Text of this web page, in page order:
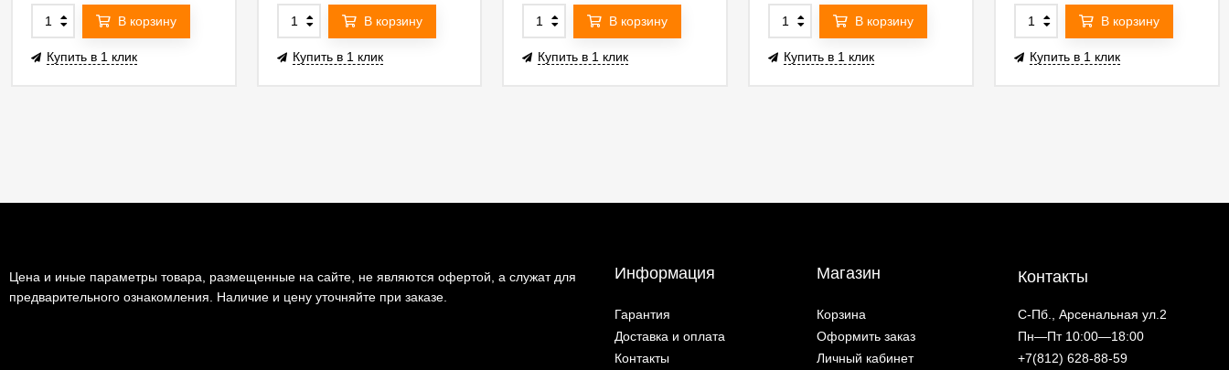
В корзину
Купить в 1 клик
В корзину
Купить в 1 клик
В корзину
Купить в 1 клик
В корзину
Купить в 1 клик
В корзину
Купить в 1 клик
Цена и иные параметры товара, размещенные на сайте, не являются офертой, а служат для
предварительного ознакомления. Наличие и цену уточняйте при заказе.
Информация
Гарантия
Доставка и оплата
Контакты
Магазин
Корзина
Оформить заказ
Личный кабинет
Контакты
С-Пб., Арсенальная ул.2
Пн—Пт 10:00—18:00
+7(812) 628-88-59